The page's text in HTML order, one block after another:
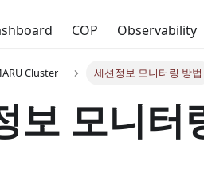
COP Observability
Cluster 세션정보 모니터링 방법
보 모니터